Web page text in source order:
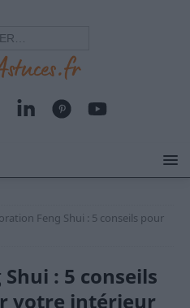
Feng Shui : 5 conseils pour
: 5 conseils
votre intérieur